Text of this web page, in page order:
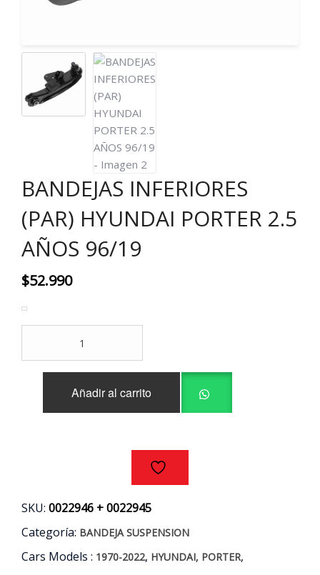
BANDEJAS INFERIORES
(PAR) HYUNDAI PORTER 2.5
AÑOS 96/19
$52.990
(PAR)
Añadir al carrito
SKU: 0022946 + 0022945
Categoría: BANDEJA SUSPENSION
Cars Models : 1970-2022, HYUNDAI, PORTER,